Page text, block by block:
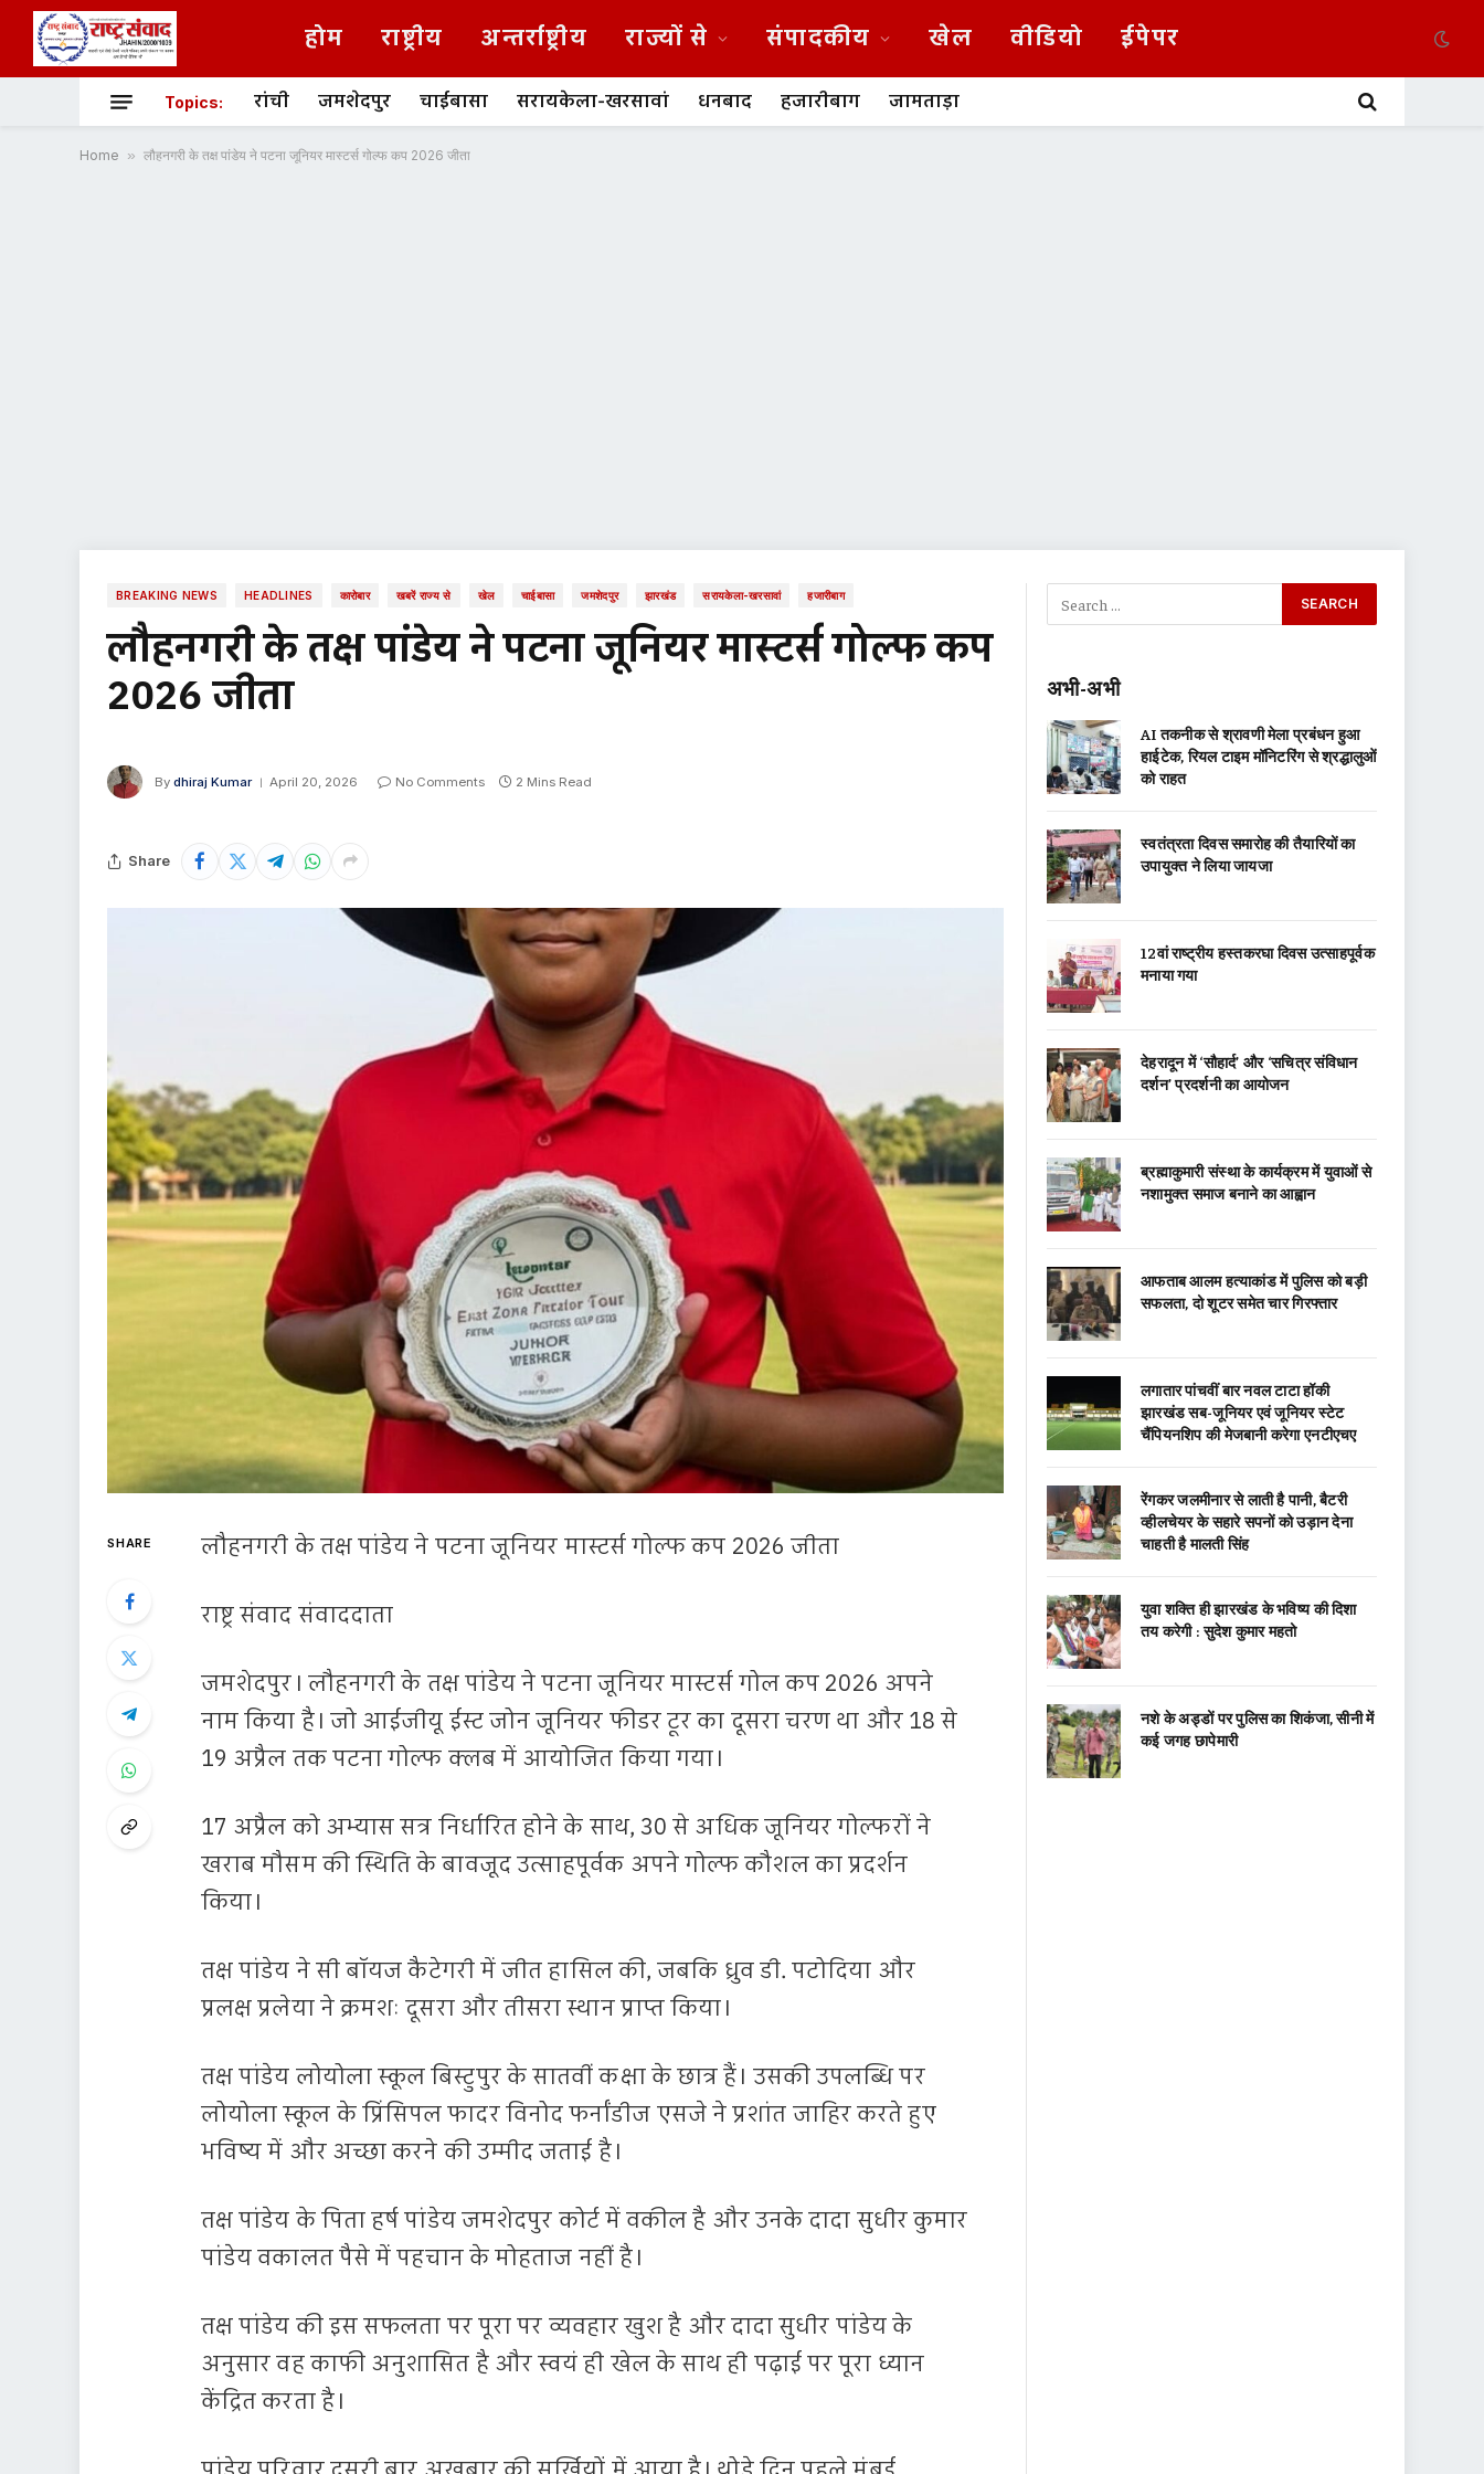
होम राष्ट्रीय अन्तर्राष्ट्रीय राज्यों से संपादकीय खेल वीडियो ईपेपर
Topics: रांची जमशेदपुर चाईबासा सरायकेला-खरसावां धनबाद हजारीबाग जामताड़ा
Home » लौहनगरी के तक्ष पांडेय ने पटना जूनियर मास्टर्स गोल्फ कप 2026 जीता
BREAKING NEWS HEADLINES कारोबार खबरें राज्य से खेल चाईबासा जमशेदपुर झारखंड सरायकेला-खरसावां हजारीबाग
लौहनगरी के तक्ष पांडेय ने पटना जूनियर मास्टर्स गोल्फ कप
2026 जीता
By dhiraj Kumar April 20, 2026 No Comments 2 Mins Read
Share
SHARE लौहनगरी के तक्ष पांडेय ने पटना जूनियर मास्टर्स गोल्फ कप 2026 जीता
राष्ट्र संवाद संवाददाता
जमशेदपुर। लौहनगरी के तक्ष पांडेय ने पटना जूनियर मास्टर्स गोल कप 2026 अपने
नाम किया है। जो आईजीयू ईस्ट जोन जूनियर फीडर टूर का दूसरा चरण था और 18 से
19 अप्रैल तक पटना गोल्फ क्लब में आयोजित किया गया।
17 अप्रैल को अभ्यास सत्र निर्धारित होने के साथ, 30 से अधिक जूनियर गोल्फरों ने
खराब मौसम की स्थिति के बावजूद उत्साहपूर्वक अपने गोल्फ कौशल का प्रदर्शन
किया।
तक्ष पांडेय ने सी बॉयज कैटेगरी में जीत हासिल की, जबकि ध्रुव डी. पटोदिया और
प्रलक्ष प्रलेया ने क्रमशः दूसरा और तीसरा स्थान प्राप्त किया।
तक्ष पांडेय लोयोला स्कूल बिस्टुपुर के सातवीं कक्षा के छात्र हैं। उसकी उपलब्धि पर
लोयोला स्कूल के प्रिंसिपल फादर विनोद फर्नांडीज एसजे ने प्रशांत जाहिर करते हुए
भविष्य में और अच्छा करने की उम्मीद जताई है।
तक्ष पांडेय के पिता हर्ष पांडेय जमशेदपुर कोर्ट में वकील है और उनके दादा सुधीर कुमार
पांडेय वकालत पैसे में पहचान के मोहताज नहीं है।
तक्ष पांडेय की इस सफलता पर पूरा पर व्यवहार खुश है और दादा सुधीर पांडेय के
अनुसार वह काफी अनुशासित है और स्वयं ही खेल के साथ ही पढ़ाई पर पूरा ध्यान
केंद्रित करता है।
अभी-अभी
AI तकनीक से श्रावणी मेला प्रबंधन हुआ
हाईटेक, रियल टाइम मॉनिटरिंग से श्रद्धालुओं
को राहत
स्वतंत्रता दिवस समारोह की तैयारियों का
उपायुक्त ने लिया जायजा
12वां राष्ट्रीय हस्तकरघा दिवस उत्साहपूर्वक
मनाया गया
देहरादून में ‘सौहार्द’ और ‘सचित्र संविधान
दर्शन’ प्रदर्शनी का आयोजन
ब्रह्माकुमारी संस्था के कार्यक्रम में युवाओं से
नशामुक्त समाज बनाने का आह्वान
आफताब आलम हत्याकांड में पुलिस को बड़ी
सफलता, दो शूटर समेत चार गिरफ्तार
लगातार पांचवीं बार नवल टाटा हॉकी
झारखंड सब-जूनियर एवं जूनियर स्टेट
चैंपियनशिप की मेजबानी करेगा एनटीएचए
रेंगकर जलमीनार से लाती है पानी, बैटरी
व्हीलचेयर के सहारे सपनों को उड़ान देना
चाहती है मालती सिंह
युवा शक्ति ही झारखंड के भविष्य की दिशा
तय करेगी : सुदेश कुमार महतो
नशे के अड्डों पर पुलिस का शिकंजा, सीनी में
कई जगह छापेमारी